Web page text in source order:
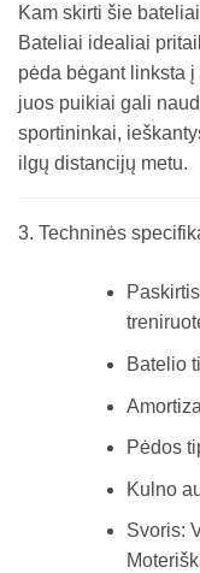
Kam skirti šie
Bateliai idealiai
pėda bėgant linksta
juos puikiai gali
sportininkai,
ilgų distancijų metu.
3. Techninės
Batelio
Pėdos
Kulno
Svoris: